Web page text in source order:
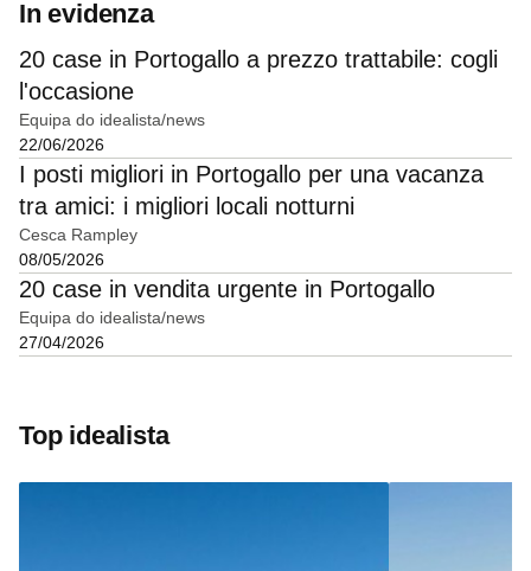
In evidenza
20 case in Portogallo a prezzo trattabile: cogli
l'occasione
Equipa do idealista/news
22/06/2026
I posti migliori in Portogallo per una vacanza
tra amici: i migliori locali notturni
Cesca Rampley
08/05/2026
20 case in vendita urgente in Portogallo
Equipa do idealista/news
27/04/2026
Top idealista